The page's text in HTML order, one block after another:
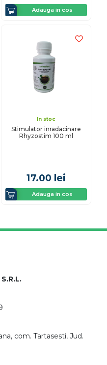
Adauga in cos
In stoc
Stimulator inradacinare
Rhyzostim 100 ml
17.00 lei
Adauga in cos
com. Tartasesti, Jud.